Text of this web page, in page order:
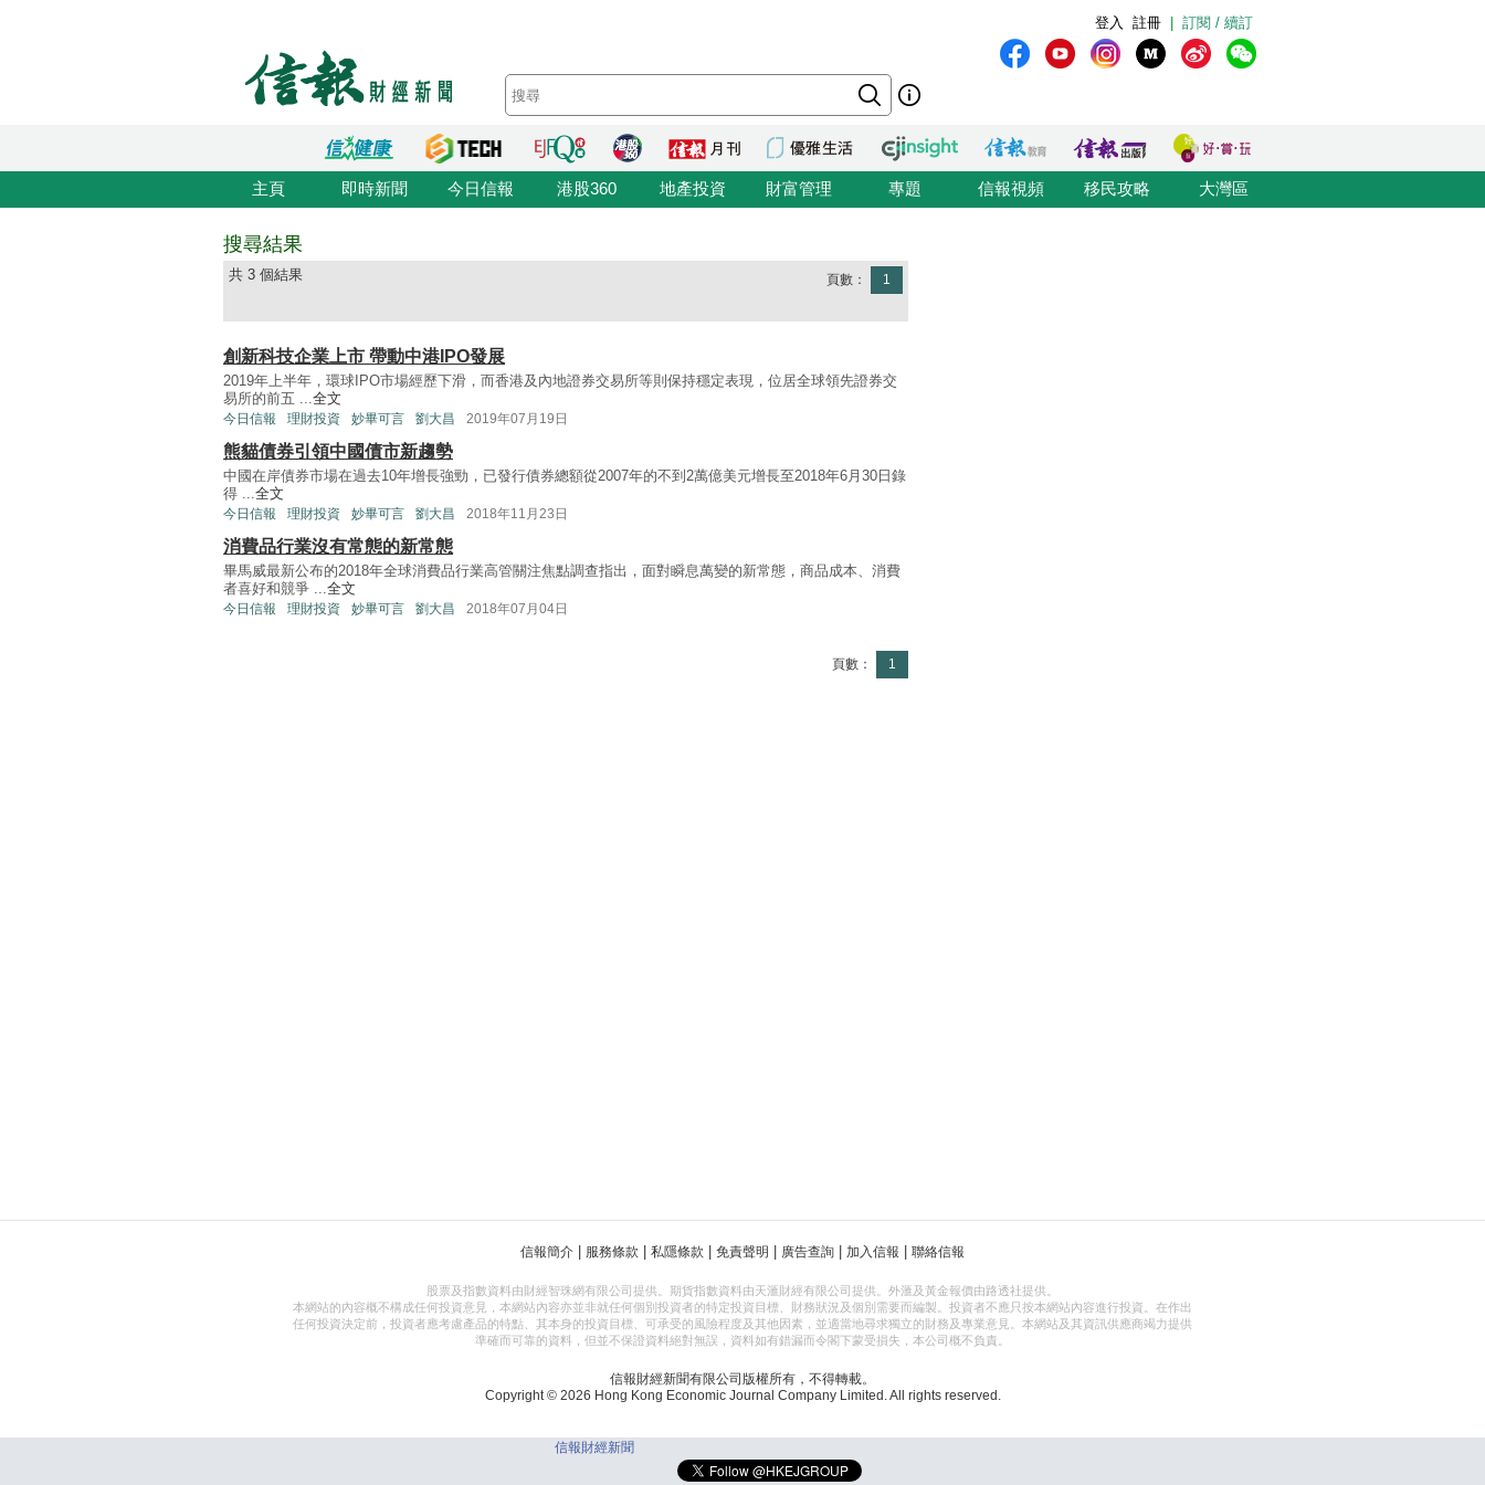
訂閱 / 續訂
註冊
登入
主頁 即時新聞 今日信報 港股360 地產投資 財富管理 專題 信報視頻 移民攻略 大灣區
搜尋結果
共 3 個結果 頁數： 1
創新科技企業上市 帶動中港IPO發展
2019年上半年，環球IPO市場經歷下滑，而香港及內地證券交易所等則保持穩定表現，位居全球領先證券交
易所的前五 ...全文
今日信報 理財投資 妙畢可言 劉大昌 2019年07月19日
熊貓債券引領中國債市新趨勢
中國在岸債券市場在過去10年增長強勁，已發行債券總額從2007年的不到2萬億美元增長至2018年6月30日錄
得 ...全文
今日信報 理財投資 妙畢可言 劉大昌 2018年11月23日
消費品行業沒有常態的新常態
畢馬威最新公布的2018年全球消費品行業高管關注焦點調查指出，面對瞬息萬變的新常態，商品成本、消費
者喜好和競爭 ...全文
今日信報 理財投資 妙畢可言 劉大昌 2018年07月04日
頁數： 1
信報簡介 服務條款 私隱條款 免責聲明 廣告查詢 加入信報 聯絡信報
股票及指數資料由財經智珠網有限公司提供。期貨指數資料由天滙財經有限公司提供。外滙及黃金報價由路透社提供。
本網站的內容概不構成任何投資意見，本網站內容亦並非就任何個別投資者的特定投資目標、財務狀況及個別需要而編製。投資者不應只按本網站內容進行投資。在作出
任何投資決定前，投資者應考慮產品的特點、其本身的投資目標、可承受的風險程度及其他因素，並適當地尋求獨立的財務及專業意見。本網站及其資訊供應商竭力提供
準確而可靠的資料，但並不保證資料絕對無誤，資料如有錯漏而令閣下蒙受損失，本公司概不負責。
信報財經新聞有限公司版權所有，不得轉載。
Copyright © 2026 Hong Kong Economic Journal Company Limited. All rights reserved.
信報財經新聞